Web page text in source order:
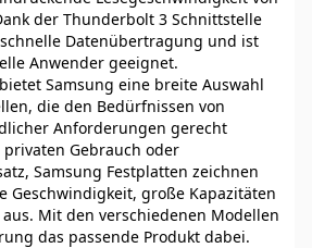
der Thunderbolt 3 Schnittstelle
Datenübertragung und ist
Anwender geeignet.
Samsung eine breite Auswahl
die den Bedürfnissen von
Anforderungen gerecht
Gebrauch oder
Samsung Festplatten zeichnen
Geschwindigkeit, große Kapazitäten
Mit den verschiedenen Modellen
das passende Produkt dabei.